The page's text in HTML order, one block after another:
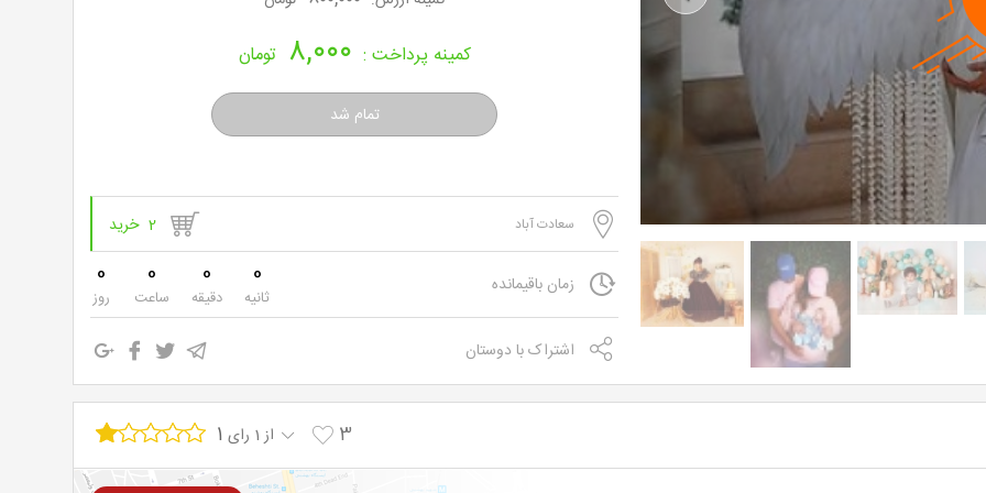
کمینه پرداخت : ۸,۰۰۰ تومان
2 خرید سعادت آباد
زمان باقیمانده 0
روز
0
ساعت
0
دقیقه
0
ثانیه
اشتراک با دوستان
3 از 1 رای 1